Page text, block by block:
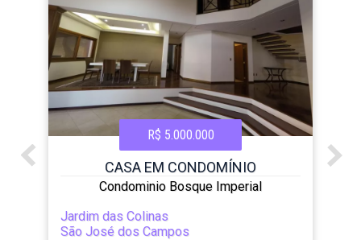
R$ 5.000.000
CASA EM CONDOMÍNIO
Condominio Bosque Imperial
Jardim das Colinas
São José dos Campos